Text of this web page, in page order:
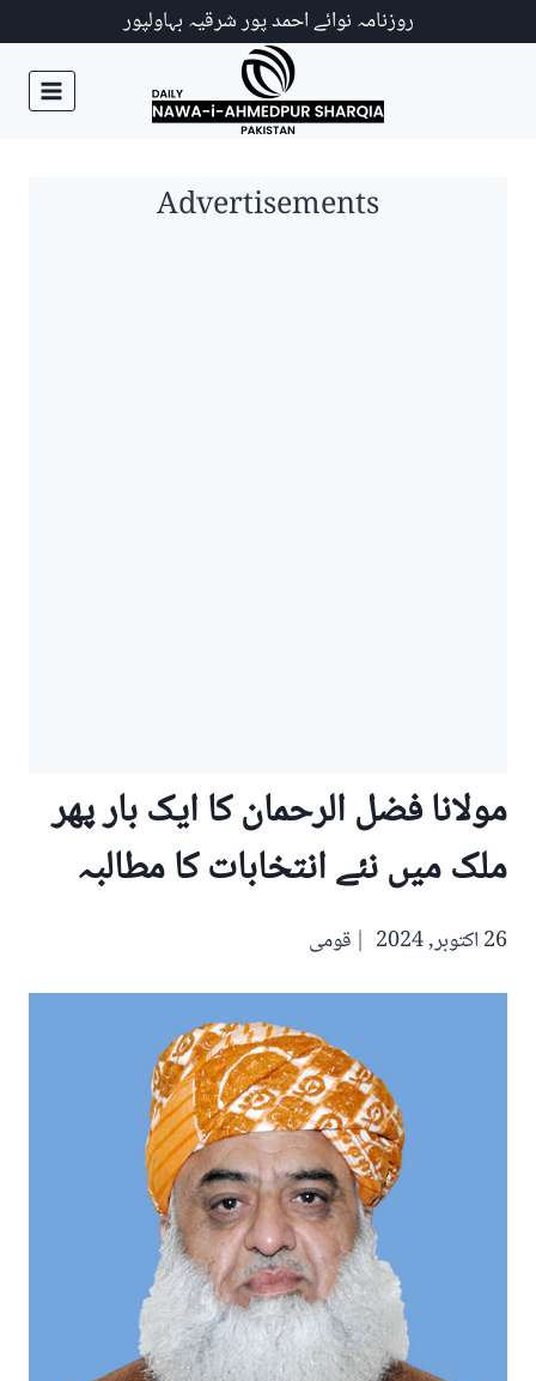
روزنامہ نوائے احمد پور شرقیہ بہاولپور
Advertisements
مولانا فضل الرحمان کا ایک بار پھر
ملک میں نئے انتخابات کا مطالبہ
26 اکتوبر, 2024 قومی